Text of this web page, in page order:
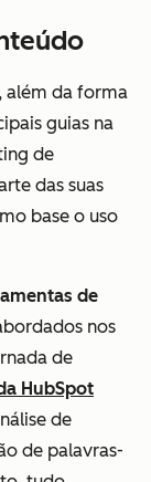
além da forma
guias na
de
das suas
base o uso
de
nos
de
HubSpot
de
de palavras-